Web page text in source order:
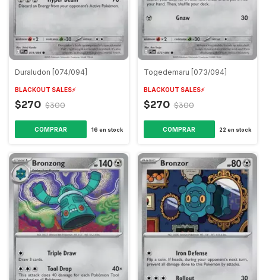
Duraludon [074/094]
BLACKOUT SALES⚡️
$270 $300
COMPRAR 16 en stock
Togedemaru [073/094]
BLACKOUT SALES⚡️
$270 $300
COMPRAR 22 en stock